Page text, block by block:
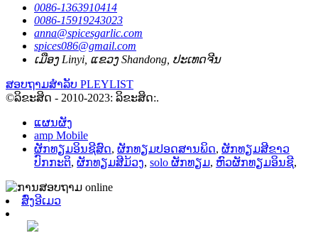
0086-1363910414
0086-15919243023
anna@spicesgarlic.com
spices086@gmail.com
ເມືອງ Linyi, ແຂວງ Shandong, ປະເທດຈີນ
ສອບຖາມສໍາລັບ PLEYLIST
©ລິຂະສິດ - 2010-2023: ລິຂະສິດ:.
ແຜນຜັງ
amp Mobile
ຜັກທຽມອິນຊີສົດ, ຜັກທຽມປອດສານພິດ, ຜັກທຽມສີຂາວ
ປົກກະຕິ, ຜັກທຽມສີມ້ວງ, solo ຜັກທຽມ, ຫົວຜັກທຽມອິນຊີ,
ສົ່ງອີເມວ